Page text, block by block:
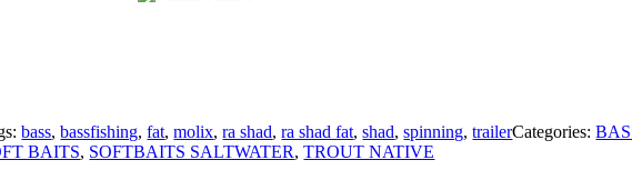
bass,bassfishing,fat,molix,ra shad,ra shad fat,shad,spinning,trailerCategories:
BAITS, SOFTBAITS SALTWATER,TROUT NATIVE